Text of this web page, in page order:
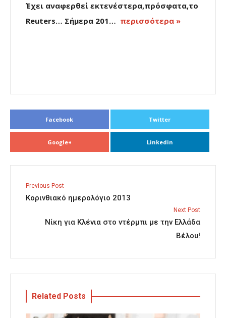
Έχει αναφερθεί εκτενέστερα,πρόσφατα,το
Reuters… Σήμερα 201… περισσότερα »
Facebook Twitter
Google+ Linkedin
Previous Post
Κορινθιακό ημερολόγιο 2013
Next Post
Νίκη για Κλένια στο ντέρμπι με την Ελλάδα
Βέλου!
Related Posts